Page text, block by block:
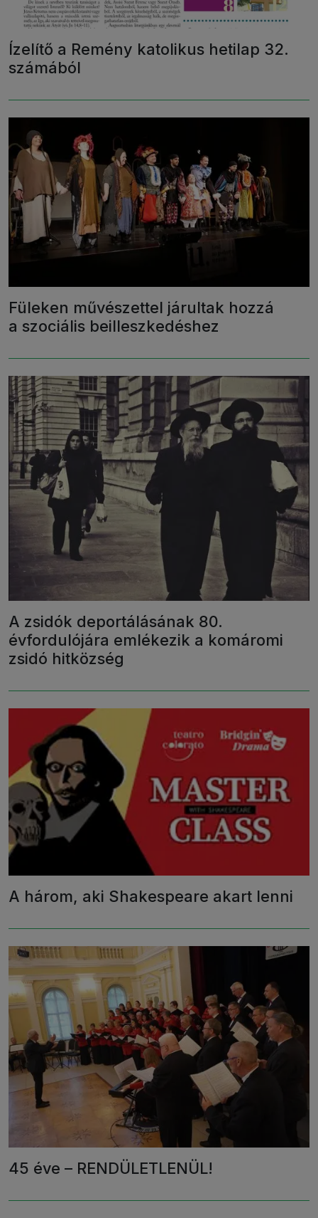
Ízelítő a Remény katolikus hetilap 32.
számából
Füleken művészettel járultak hozzá
a szociális beilleszkedéshez
A zsidók deportálásának 80.
évfordulójára emlékezik a komáromi
zsidó hitközség
A három, aki Shakespeare akart lenni
45 éve – RENDÜLETLENÜL!